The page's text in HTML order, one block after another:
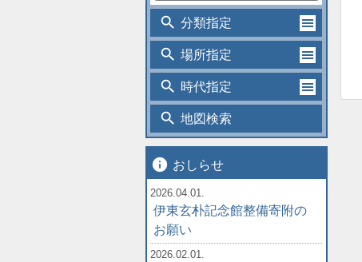
search 分類指定
search 場所指定
search 時代指定
search 地図検索
info おしらせ
2026.04.01.
伊東玄朴記念館整備寄附の
お願い
2026.02.01.